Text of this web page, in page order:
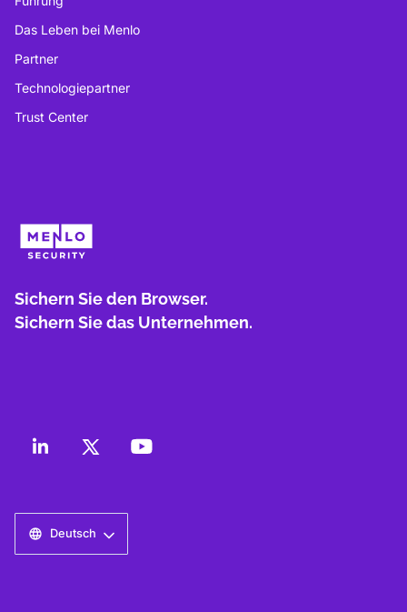
Das Leben bei Menlo
Partner
Technologiepartner
Trust Center
Sichern Sie den Browser.
Sichern Sie das Unternehmen.
Deutsch